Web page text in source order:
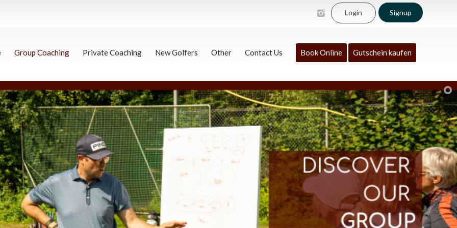
Login Signup
Group Coaching Private Coaching New Golfers Other Contact Us Book Online Gutschein kaufen